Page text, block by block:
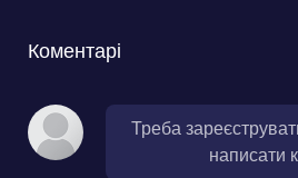
Коментарі
Треба
написати